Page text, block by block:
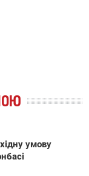
умову